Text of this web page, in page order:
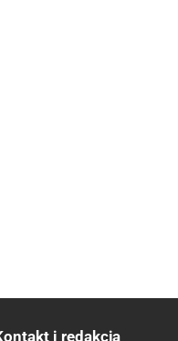
i redakcja